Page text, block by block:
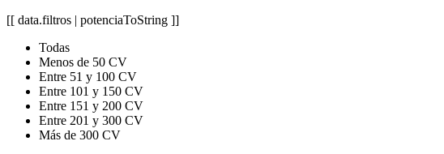
[[ data.filtros | potenciaToString ]]
Todas
Menos de 50 CV
Entre 51 y 100 CV
Entre 101 y 150 CV
Entre 151 y 200 CV
Entre 201 y 300 CV
Más de 300 CV